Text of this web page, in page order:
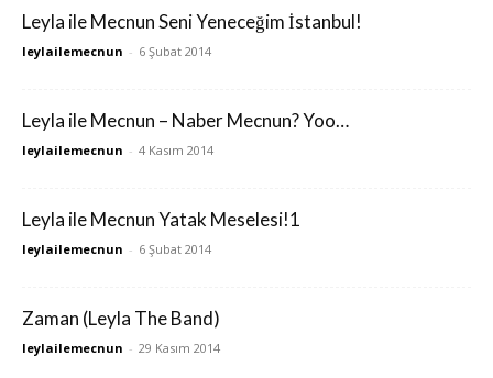
Leyla ile Mecnun Seni Yeneceğim İstanbul!
leylailemecnun - 6 Şubat 2014
Leyla ile Mecnun – Naber Mecnun? Yoo…
leylailemecnun - 4 Kasım 2014
Leyla ile Mecnun Yatak Meselesi!1
leylailemecnun - 6 Şubat 2014
Zaman (Leyla The Band)
leylailemecnun - 29 Kasım 2014